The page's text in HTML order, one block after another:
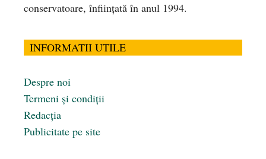
conservatoare, înfiinţată în anul 1994.
INFORMATII UTILE
Despre noi
Termeni și condiții
Redacția
Publicitate pe site